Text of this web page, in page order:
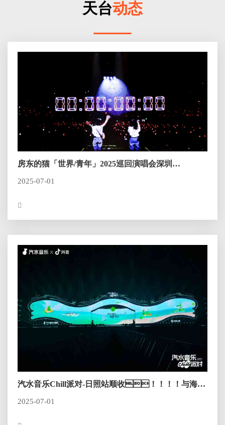
天台动态
房东的猫「世界/青年」2025巡回演唱会深圳
2025-07-01
汽水音乐Chill派对-日照站顺收！！！！与海
2025-07-01